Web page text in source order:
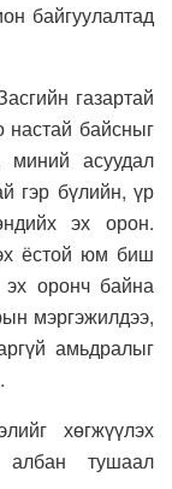
байгуулалтад
газартай
настай байсныг
миний асуудал
гэр бүлийн, үр
эх орон.
ёстой юм биш
оронч байна
мэргэжилдээ,
амьдралыг
хөгжүүлэх
албан тушаал